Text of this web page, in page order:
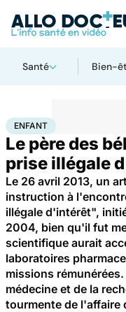
Santé Bien-
AccueilFamille
ENFANT
Le père des
prise illégale
Le 26 avril 2013, un
instruction à
illégale d'intérêt",
2004, bien qu'il fut
scientifique aurait
laboratoires
missions
médecine et de la
tourmente de l'affaire